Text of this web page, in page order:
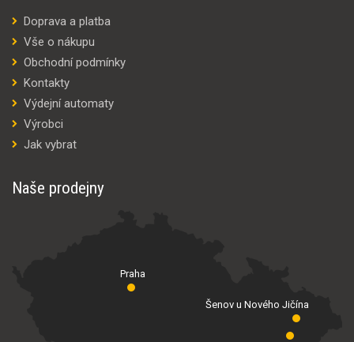
Doprava a platba
Vše o nákupu
Obchodní podmínky
Kontakty
Výdejní automaty
Výrobci
Jak vybrat
Naše prodejny
Praha
Šenov u Nového Jičína